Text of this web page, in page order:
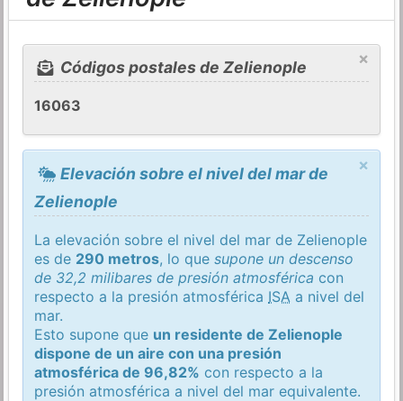
×
Códigos postales de Zelienople
16063
×
Elevación sobre el nivel del mar de
Zelienople
La elevación sobre el nivel del mar de Zelienople
es de 290 metros, lo quesupone un descenso
de 32,2 milibares de presión atmosférica con
respecto a la presión atmosférica ISA a nivel del
mar.
Esto supone que un residente de Zelienople
dispone de un aire con una presión
atmosférica de 96,82% con respecto a la
presión atmosférica a nivel del mar equivalente.